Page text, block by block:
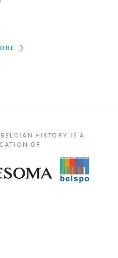
HISTORY IS A
OF